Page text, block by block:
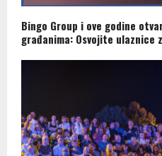
Bingo Group i ove godine
građanima: Osvojite ulaznice